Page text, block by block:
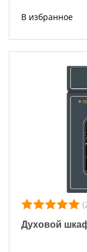
В избранное
Духовой